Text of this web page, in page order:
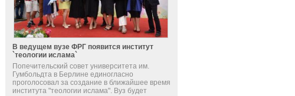
В ведущем вузе ФРГ появится институт
`теологии ислама`
Попечительский совет университета им.
Гумбольдта в Берлине единогласно
проголосовал за создание в ближайшее время
института "теологии ислама". Вуз будет